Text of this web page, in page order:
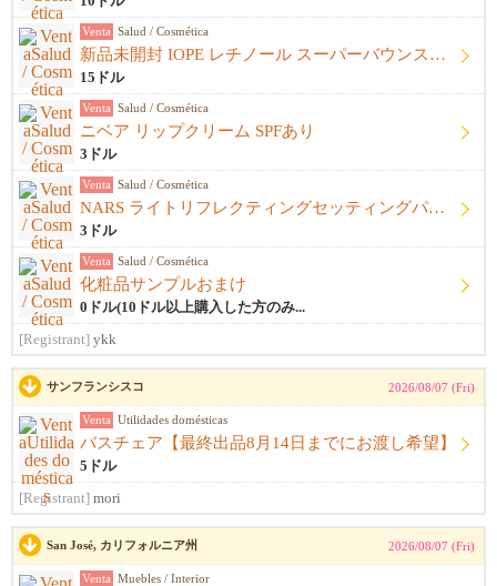
Venta Salud / Cosmética
新品未開封 IOPE レチノール スーパーバウンスセラム1%
15ドル
Venta Salud / Cosmética
ニベア リップクリーム SPFあり
3ドル
Venta Salud / Cosmética
NARS ライトリフレクティングセッティングパウダー プレストN
3ドル
Venta Salud / Cosmética
化粧品サンプルおまけ
0ドル(10ドル以上購入した方のみ...
[Registrant] ykk
サンフランシスコ 2026/08/07 (Fri)
Venta Utilidades domésticas
バスチェア【最終出品8月14日までにお渡し希望】
5ドル
[Registrant] mori
San José, カリフォルニア州 2026/08/07 (Fri)
Venta Muebles / Interior